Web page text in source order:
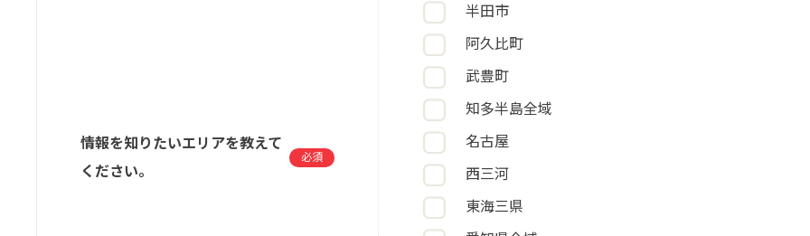
情報を知りたいエリアを教えて
ください。
必須
半田市
阿久比町
武豊町
知多半島全域
名古屋
西三河
東海三県